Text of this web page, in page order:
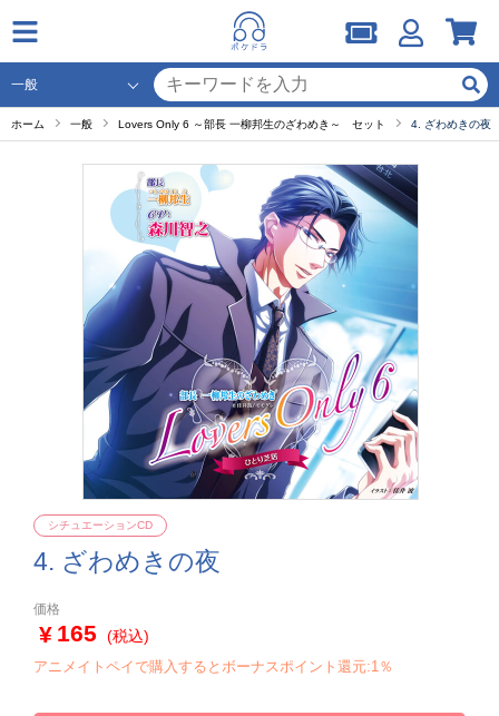
ホーム 一般 Lovers Only 6 ～部長 一柳邦生のざわめき～ セット 4. ざわめきの夜
4. ざわめきの夜
シチュエーションCD
価格
165 (税込)
アニメイトペイで購入するとボーナスポイント還元:1％